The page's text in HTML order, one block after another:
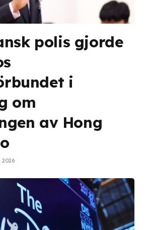
polis gjorde
i
om
av Hong